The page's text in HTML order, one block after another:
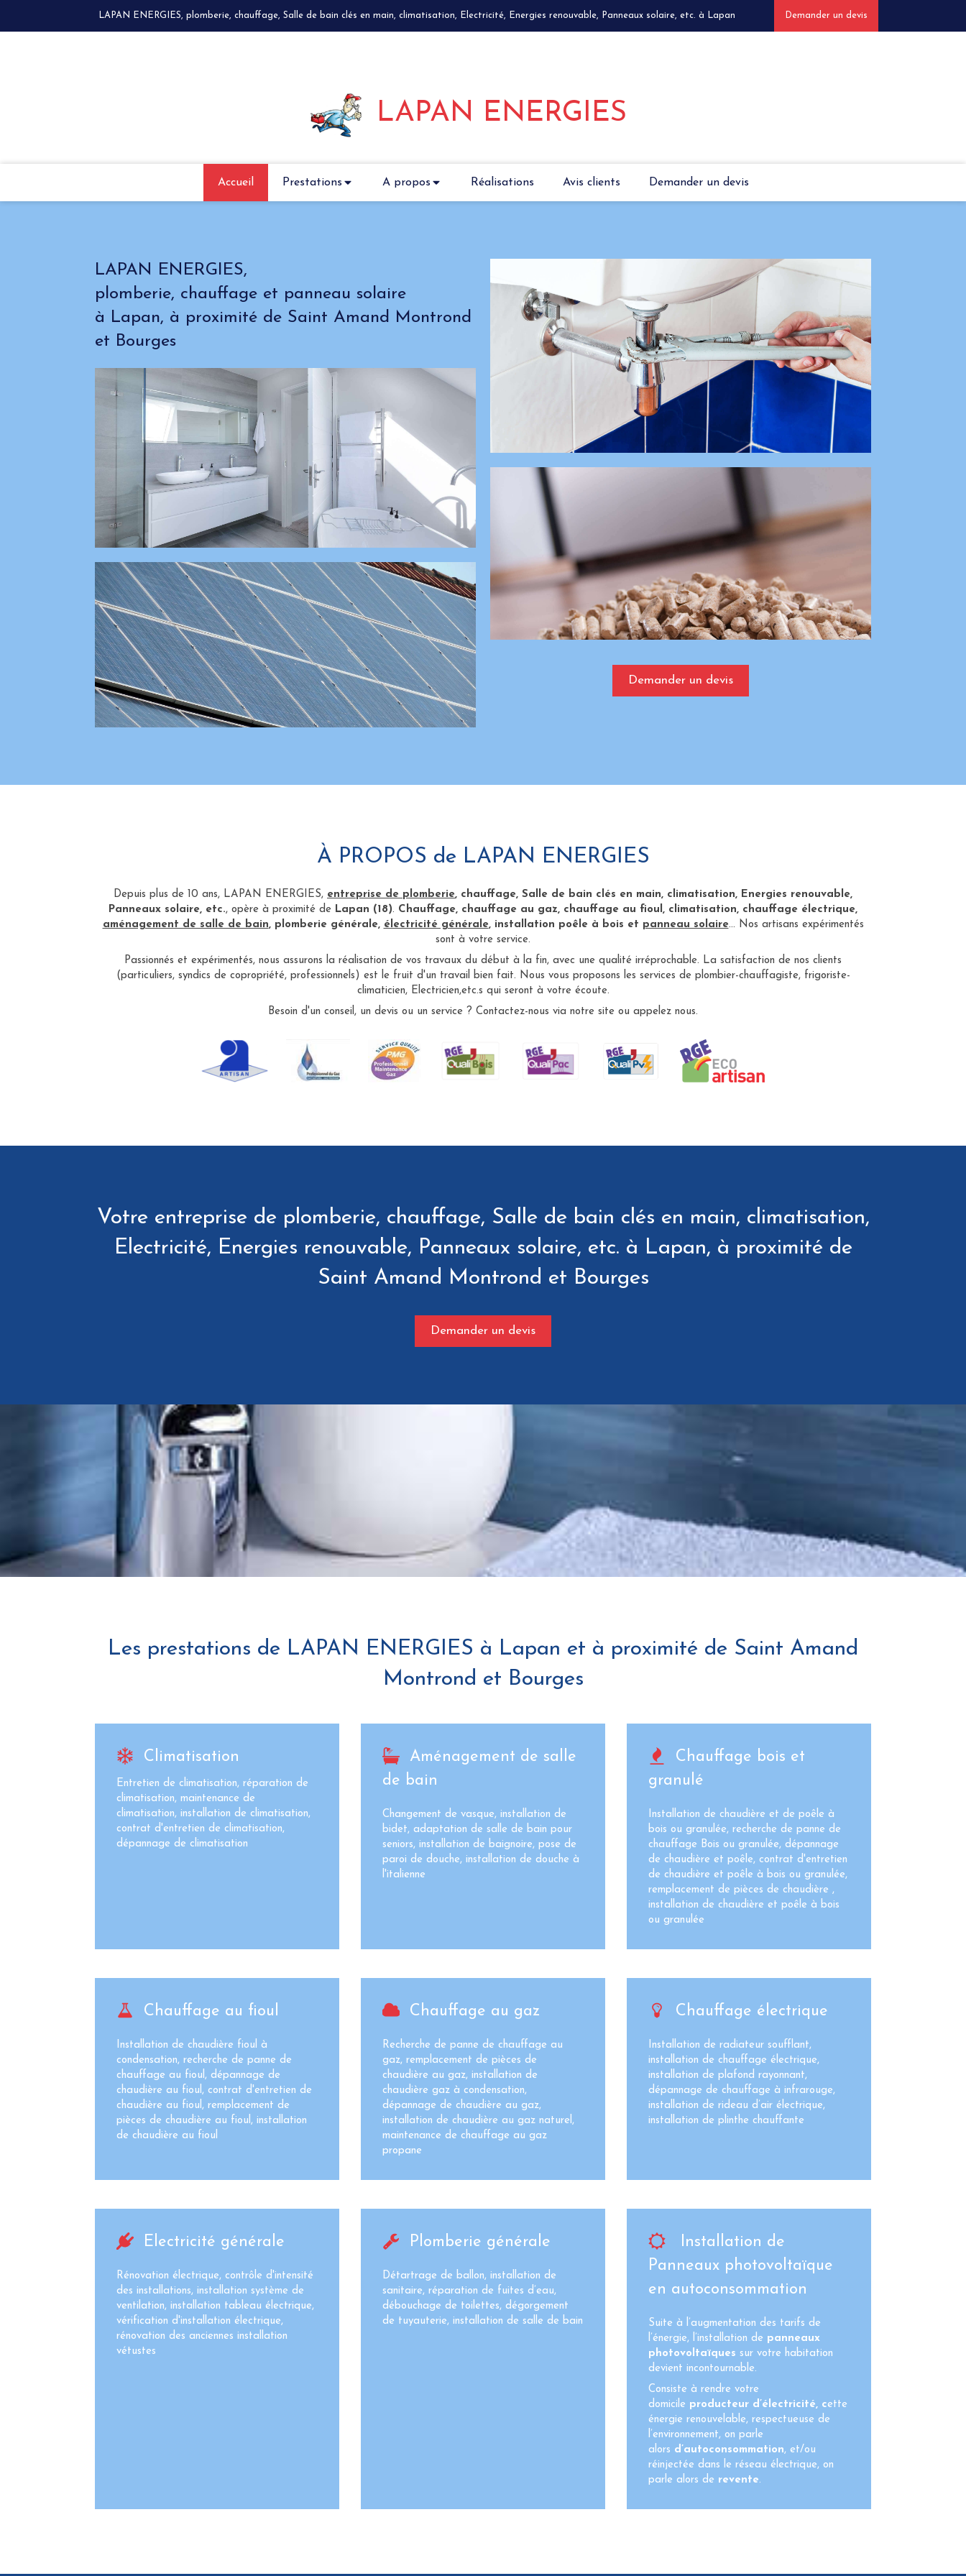
LAPAN ENERGIES, plomberie, chauffage, Salle de bain clés en main, climatisation, Electricité, Energies renouvable, Panneaux solaire, etc. à Lapan Demander un devis
LAPAN ENERGIES
Accueil Prestations A propos Réalisations Avis clients Demander un devis
LAPAN ENERGIES,
plomberie, chauffage et panneau solaire
à Lapan, à proximité de Saint Amand Montrond
et Bourges
Demander un devis
À PROPOS de LAPAN ENERGIES
Depuis plus de 10 ans, LAPAN ENERGIES, entreprise de plomberie, chauffage, Salle de bain clés en main, climatisation, Energies renouvable,
Panneaux solaire, etc., opère à proximité de Lapan (18). Chauffage, chauffage au gaz, chauffage au fioul, climatisation, chauffage électrique,
aménagement de salle de bain, plomberie générale, électricité générale, installation poêle à bois et panneau solaire... Nos artisans expérimentés
sont à votre service.
Passionnés et expérimentés, nous assurons la réalisation de vos travaux du début à la fin, avec une qualité irréprochable. La satisfaction de nos clients
(particuliers, syndics de copropriété, professionnels) est le fruit d'un travail bien fait. Nous vous proposons les services de plombier-chauffagiste, frigoriste-
climaticien, Electricien,etc.s qui seront à votre écoute.
Besoin d'un conseil, un devis ou un service ? Contactez-nous via notre site ou appelez nous.
Votre entreprise de plomberie, chauffage, Salle de bain clés en main, climatisation,
Electricité, Energies renouvable, Panneaux solaire, etc. à Lapan, à proximité de
Saint Amand Montrond et Bourges
Demander un devis
Les prestations de LAPAN ENERGIES à Lapan et à proximité de Saint Amand
Montrond et Bourges
Climatisation
Entretien de climatisation, réparation de
climatisation, maintenance de
climatisation, installation de climatisation,
contrat d'entretien de climatisation,
dépannage de climatisation
Aménagement de salle
de bain
Changement de vasque, installation de
bidet, adaptation de salle de bain pour
seniors, installation de baignoire, pose de
paroi de douche, installation de douche à
l'italienne
Chauffage bois et
granulé
Installation de chaudière et de poêle à
bois ou granulée, recherche de panne de
chauffage Bois ou granulée, dépannage
de chaudière et poêle, contrat d'entretien
de chaudière et poêle à bois ou granulée,
remplacement de pièces de chaudière ,
installation de chaudière et poêle à bois
ou granulée
Chauffage au fioul
Installation de chaudière fioul à
condensation, recherche de panne de
chauffage au fioul, dépannage de
chaudière au fioul, contrat d'entretien de
chaudière au fioul, remplacement de
pièces de chaudière au fioul, installation
de chaudière au fioul
Chauffage au gaz
Recherche de panne de chauffage au
gaz, remplacement de pièces de
chaudière au gaz, installation de
chaudière gaz à condensation,
dépannage de chaudière au gaz,
installation de chaudière au gaz naturel,
maintenance de chauffage au gaz
propane
Chauffage électrique
Installation de radiateur soufflant,
installation de chauffage électrique,
installation de plafond rayonnant,
dépannage de chauffage à infrarouge,
installation de rideau d’air électrique,
installation de plinthe chauffante
Electricité générale
Rénovation électrique, contrôle d'intensité
des installations, installation système de
ventilation, installation tableau électrique,
vérification d'installation électrique,
rénovation des anciennes installation
vétustes
Plomberie générale
Détartrage de ballon, installation de
sanitaire, réparation de fuites d’eau,
débouchage de toilettes, dégorgement
de tuyauterie, installation de salle de bain
Installation de
Panneaux photovoltaïque
en autoconsommation
Suite à l’augmentation des tarifs de
l’énergie, l’installation de panneaux
photovoltaïques sur votre habitation
devient incontournable.
Consiste à rendre votre
domicile producteur d’électricité, cette
énergie renouvelable, respectueuse de
l’environnement, on parle
alors d’autoconsommation, et/ou
réinjectée dans le réseau électrique, on
parle alors de revente.